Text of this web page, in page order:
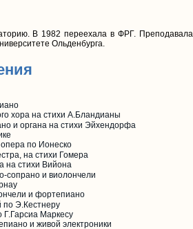
В 1982 переехала в ФРГ.
Ольденбурга.
хора на стихи А.Бландианы
и органа на стихи Эйхендорфа
по Ионеско
на стихи Гомера
на стихи Вийона
сопрано и виолончели
и фортепиано
по Э.Кестнеру
Г.Гарсиа Маркесу
и живой электроники